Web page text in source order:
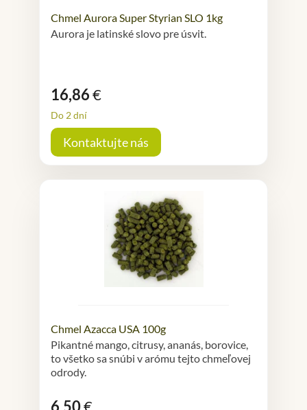
Chmel Aurora Super Styrian SLO 1kg
Aurora je latinské slovo pre úsvit.
16,86€
Do 2 dní
Kontaktujte nás
Chmel Azacca USA 100g
Pikantné mango, citrusy, ananás, borovice,
to všetko sa snúbi v arómu tejto chmeľovej
odrody.
6,50€